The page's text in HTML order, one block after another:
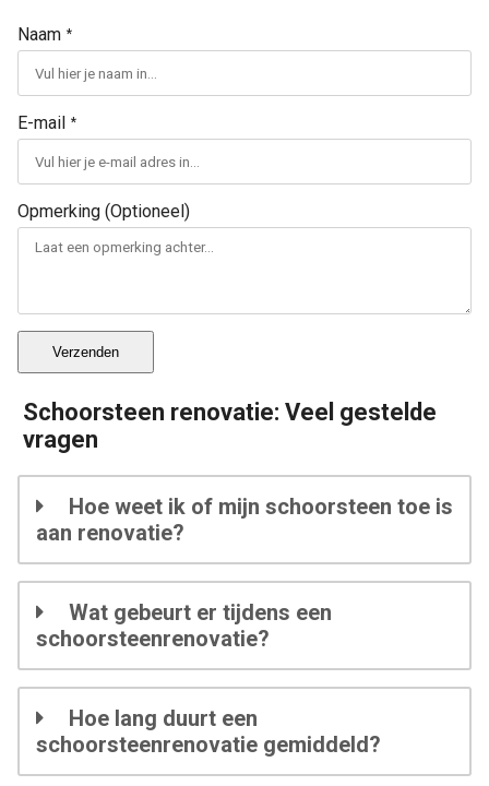
Naam *
E-mail *
Opmerking (Optioneel)
Verzenden
Schoorsteen renovatie: Veel gestelde
vragen
Hoe weet ik of mijn schoorsteen toe is
aan renovatie?
Wat gebeurt er tijdens een
schoorsteenrenovatie?
Hoe lang duurt een
schoorsteenrenovatie gemiddeld?